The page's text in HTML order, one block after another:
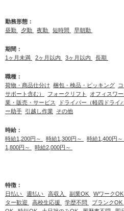
勤務形態：
昼勤
夕勤 夜勤 短時間 早朝勤
期間：
1ヶ月未満
2ヶ月以内 3ヶ月以内 長期
職種：
荷物・商品仕分け 梱包・検品・ピッキング
サポート含む）
フォークリフト オフィスワ
業・販売・サービス
ドライバー（軽四ドライ
ー助手 引越し作業 その他
時給：
時給1,200円～
時給1,300円～ 時給1,400円～
1,800円～
時給2,000円～
特徴：
日払い
週払い 高収入 副業OK WワークOK
ター歓迎
高校生応援 学歴不問 ブランクOK